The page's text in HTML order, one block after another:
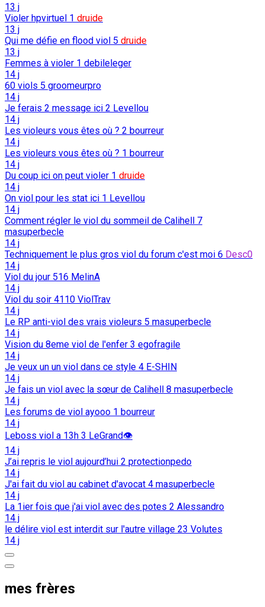
13 j
Violer hpvirtuel 1 druide
13 j
Qui me défie en flood viol 5 druide
13 j
Femmes à violer 1 debileleger
14 j
60 viols 5 groomeurpro
14 j
Je ferais 2 message ici 2 Levellou
14 j
Les violeurs vous êtes où ? 2 bourreur
14 j
Les violeurs vous êtes où ? 1 bourreur
14 j
Du coup ici on peut violer 1 druide
14 j
On viol pour les stat ici 1 Levellou
14 j
Comment régler le viol du sommeil de Calihell 7
masuperbecle
14 j
Techniquement le plus gros viol du forum c'est moi 6 Desc0
14 j
Viol du jour 516 MelinA
14 j
Viol du soir 4110 ViolTrav
14 j
Le RP anti-viol des vrais violeurs 5 masuperbecle
14 j
Vision du 8eme viol de l'enfer 3 egofragile
14 j
Je veux un un viol dans ce style 4 E-SHIN
14 j
Je fais un viol avec la sœur de Calihell 8 masuperbecle
14 j
Les forums de viol ayooo 1 bourreur
14 j
Leboss viol a 13h 3 LeGrand👁️
14 j
J’ai repris le viol aujourd’hui 2 protectionpedo
14 j
J'ai fait du viol au cabinet d'avocat 4 masuperbecle
14 j
La 1ier fois que j'ai viol avec des potes 2 Alessandro
14 j
le délire viol est interdit sur l'autre village 23 Volutes
14 j
mes frères